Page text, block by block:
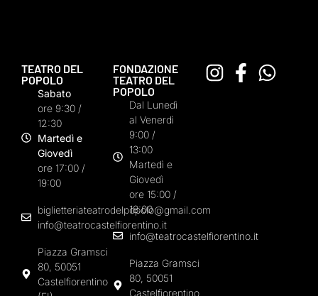
TEATRO DEL
POPOLO
Sabato
ore 9:30 /
12:30
Martedì e
Giovedì
ore 17:00 /
19:00
biglietteriateatrodelpopolo@gmail.com
info@teatrocastelfiorentino.it
Piazza Gramsci
80, 50051
Castelfiorentino
FONDAZIONE
TEATRO DEL
POPOLO
Dal Lunedì
al Venerdì
9:00 /
13:00
Martedì e
Giovedì
ore 15:00 /
18:00
info@teatrocastelfiorentino.it
Piazza Gramsci
80, 50051
Castelfiorentino